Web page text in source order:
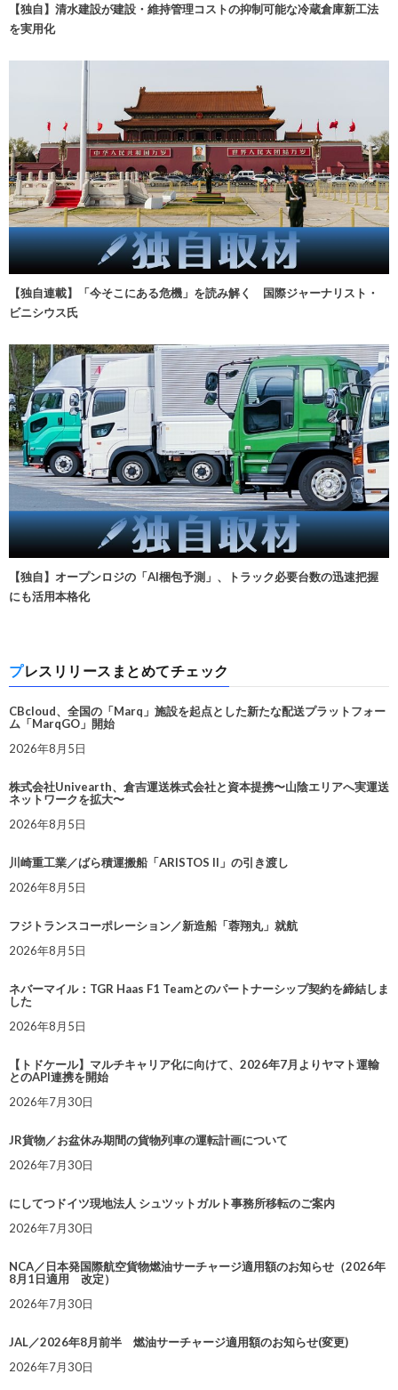
【独自】清水建設が建設・維持管理コストの抑制可能な冷蔵倉庫新工法
を実用化
【独自連載】「今そこにある危機」を読み解く 国際ジャーナリスト・
ビニシウス氏
【独自】オープンロジの「AI梱包予測」、トラック必要台数の迅速把握
にも活用本格化
プレスリリースまとめてチェック
CBcloud、全国の「Marq」施設を起点とした新たな配送プラットフォー
ム「MarqGO」開始
2026年8月5日
株式会社Univearth、倉吉運送株式会社と資本提携〜山陰エリアへ実運送
ネットワークを拡大〜
2026年8月5日
川崎重工業／ばら積運搬船「ARISTOS II」の引き渡し
2026年8月5日
フジトランスコーポレーション／新造船「蓉翔丸」就航
2026年8月5日
ネバーマイル：TGR Haas F1 Teamとのパートナーシップ契約を締結しま
した
2026年8月5日
【トドケール】マルチキャリア化に向けて、2026年7月よりヤマト運輸
とのAPI連携を開始
2026年7月30日
JR貨物／お盆休み期間の貨物列車の運転計画について
2026年7月30日
にしてつドイツ現地法人 シュツットガルト事務所移転のご案内
2026年7月30日
NCA／日本発国際航空貨物燃油サーチャージ適用額のお知らせ（2026年
8月1日適用 改定）
2026年7月30日
JAL／2026年8月前半 燃油サーチャージ適用額のお知らせ(変更)
2026年7月30日